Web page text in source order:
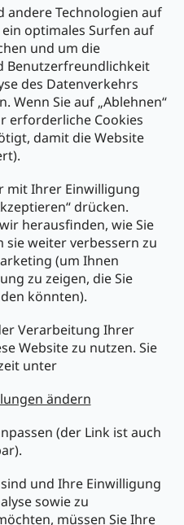
andere Technologien auf
optimales Surfen auf
und um die
Benutzerfreundlichkeit
des Datenverkehrs
Wenn Sie auf „Ablehnen“
erforderliche Cookies
damit die Website
mit Ihrer Einwilligung
drücken.
herausfinden, wie Sie
sie weiter verbessern zu
(um Ihnen
zu zeigen, die Sie
könnten).
Verarbeitung Ihrer
Website zu nutzen. Sie
unter
ändern
(der Link ist auch
und Ihre Einwilligung
sowie zu
müssen Sie Ihre
werden Ihnen Informationen
Shop zusenden.
Newsletter an,
Mit der Anmeldung zum
mit der